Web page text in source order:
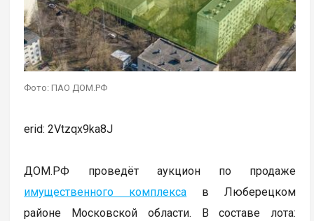
Фото: ПАО ДОМ.РФ
erid: 2Vtzqx9ka8J
ДОМ.РФ проведёт аукцион по продаже
имущественного комплекса в Люберецком
районе Московской области. В составе лота: